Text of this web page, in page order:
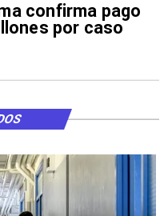
confirma pago
por caso